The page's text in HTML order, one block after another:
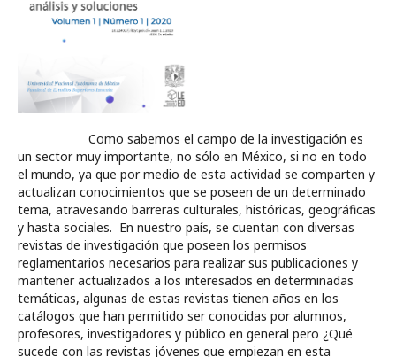
Como sabemos el campo de la investigación es
un sector muy importante, no sólo en México, si no en todo
el mundo, ya que por medio de esta actividad se comparten y
actualizan conocimientos que se poseen de un determinado
tema, atravesando barreras culturales, históricas, geográficas
y hasta sociales. En nuestro país, se cuentan con diversas
revistas de investigación que poseen los permisos
reglamentarios necesarios para realizar sus publicaciones y
mantener actualizados a los interesados en determinadas
temáticas, algunas de estas revistas tienen años en los
catálogos que han permitido ser conocidas por alumnos,
profesores, investigadores y público en general pero ¿Qué
sucede con las revistas jóvenes que empiezan en esta